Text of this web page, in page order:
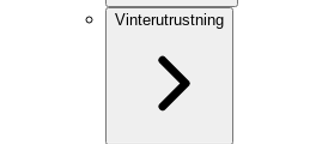
Vinterutrustning